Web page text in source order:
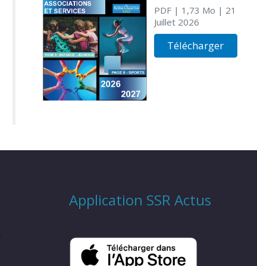
PDF| 1,73 Mo | 21
Juillet 2026
Télécharger
Application SSR Actus